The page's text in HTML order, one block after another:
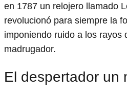
en 1787 un relojero llamado
revolucionó para siempre la
imponiendo ruido a los rayos
madrugador.
El despertador un